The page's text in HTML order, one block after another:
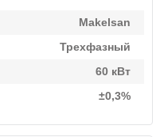
Makelsan
Трехфазный
60 кВт
±0,3%